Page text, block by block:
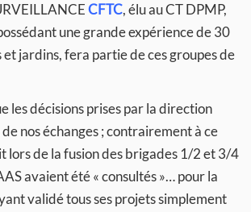
CFTC, élu au CT DPMP,
une grande expérience de 30
et jardins, fera partie de ces groupes de
les décisions prises par la direction
nos échanges ; contrairement à ce
lors de la fusion des brigades 1/2 et 3/4
avaient été « consultés »… pour la
validé tous ses projets simplement